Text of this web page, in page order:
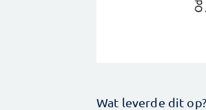
Wat leverde dit